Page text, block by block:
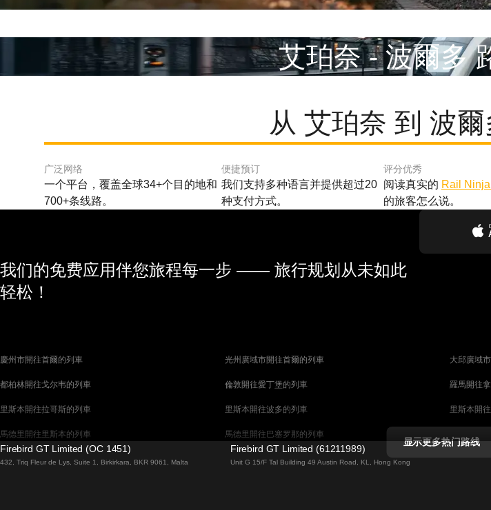
艾珀奈 - 波爾多
从 艾珀奈 到 波
广泛网络
一个平台，覆盖全球34+个目的地和
700+条线路。
便捷预订
我们支持多种语言并提供超过20
种支付方式。
评分优秀
阅读真实的 Rail
的旅客怎么说。
我们的免费应用伴您旅程每一步 —— 旅行规划从未如此
轻松！
慶州市開往首爾的列車 光州廣域市開往首爾的列車 大邱廣域
都柏林開往戈尔韦的列車 倫敦開往愛丁堡的列車 羅馬開往
里斯本開往拉哥斯的列車 里斯本開往波多的列車 里斯本開
馬德里開往里斯本的列車 馬德里開往巴塞罗那的列車 馬德里開
馬拉加開往馬德里的列車 巴塞罗那開往馬德里的列車
显示更多热门路线
Firebird GT Limited (OC 1451)
432, Triq Fleur de Lys, Suite 1, Birkirkara, BKR 9061, Malta
Firebird GT Limited (61211989)
Unit G 15/F Tal Building 49 Austin Road, KL, Hong Kong